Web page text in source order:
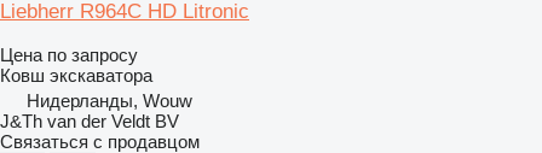
Liebherr R964C HD Litronic
Цена по запросу
Ковш экскаватора
Нидерланды, Wouw
J&Th van der Veldt BV
Связаться с продавцом